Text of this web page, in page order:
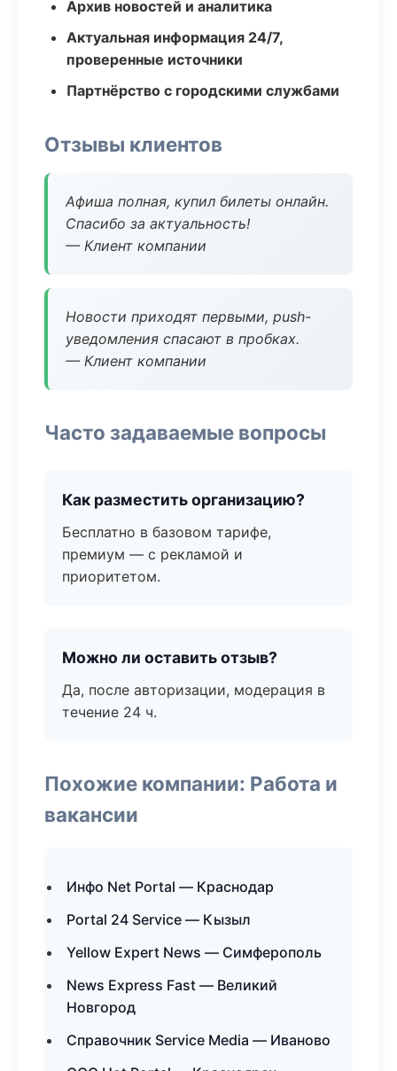
Архив новостей и аналитика
Актуальная информация 24/7,
проверенные источники
Партнёрство с городскими службами
Отзывы клиентов
Афиша полная, купил билеты онлайн.
Спасибо за актуальность!
— Клиент компании
Новости приходят первыми, push-
уведомления спасают в пробках.
— Клиент компании
Часто задаваемые вопросы
Как разместить организацию?
Бесплатно в базовом тарифе,
премиум — с рекламой и
приоритетом.
Можно ли оставить отзыв?
Да, после авторизации, модерация в
течение 24 ч.
Похожие компании: Работа и
вакансии
Инфо Net Portal — Краснодар
Portal 24 Service — Кызыл
Yellow Expert News — Симферополь
News Express Fast — Великий
Новгород
Справочник Service Media — Иваново